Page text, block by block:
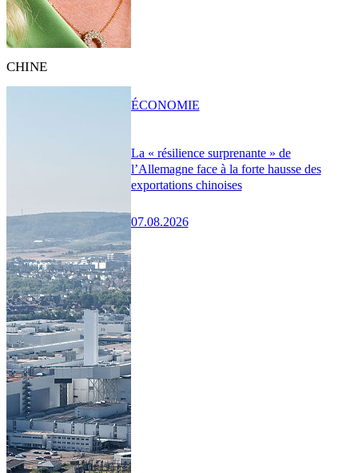
CHINE
La « résilience surprenante » de
l’Allemagne face à la forte hausse des
exportations chinoises
07.08.2026
ÉCONOMIE